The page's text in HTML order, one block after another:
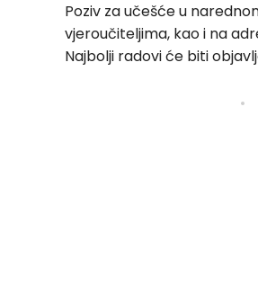
Poziv za učešće u
vjeroučiteljima, kao i na
Najbolji radovi će biti